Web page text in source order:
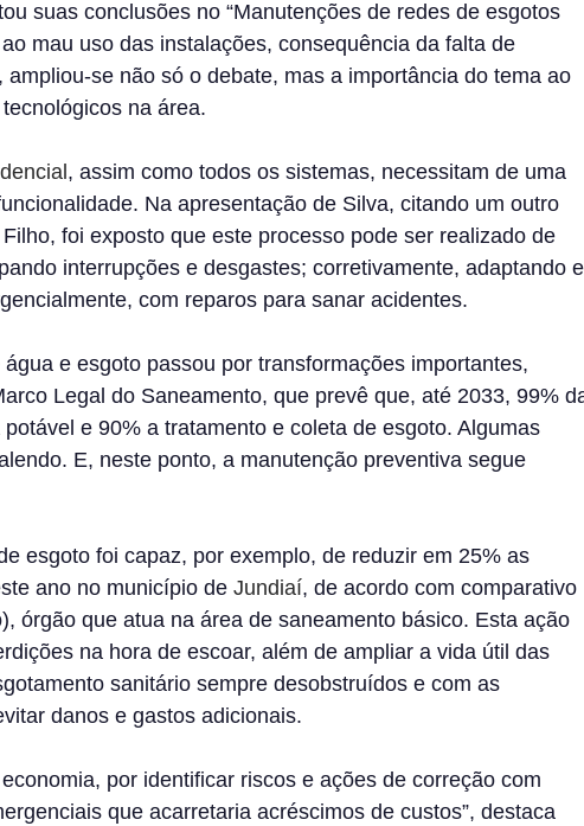
suas conclusões no “Manutenções de redes de esgotos
mau uso das instalações, consequência da falta de
se não só o debate, mas a importância do tema ao
na área.
, assim como todos os sistemas, necessitam de uma
Na apresentação de Silva, citando um outro
foi exposto que este processo pode ser realizado de
interrupções e desgastes; corretivamente, adaptando e
com reparos para sanar acidentes.
e esgoto passou por transformações importantes,
Legal do Saneamento, que prevê que, até 2033, 99%
e 90% a tratamento e coleta de esgoto. Algumas
E, neste ponto, a manutenção preventiva segue
esgoto foi capaz, por exemplo, de reduzir em 25% as
ano no município de Jundiaí, de acordo com comparativo
órgão que atua na área de saneamento básico. Esta ação
na hora de escoar, além de ampliar a vida útil das
sanitário sempre desobstruídos e com as
danos e gastos adicionais.
por identificar riscos e ações de correção com
que acarretaria acréscimos de custos”, destaca